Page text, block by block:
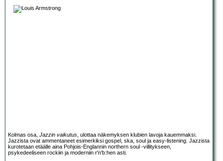
Kolmas osa, Jazzin vaikutus, ulottaa näkemyksen klubien lavoja kauemmaksi.
Jazzista ovat ammentaneet esimerkiksi gospel, ska, soul ja easy-listening. Jazzista
kurotetaan etäälle aina Pohjois-Englannin northern soul -villitykseen,
psykedeeliseen rockiin ja moderniin r'n'b:hen asti.